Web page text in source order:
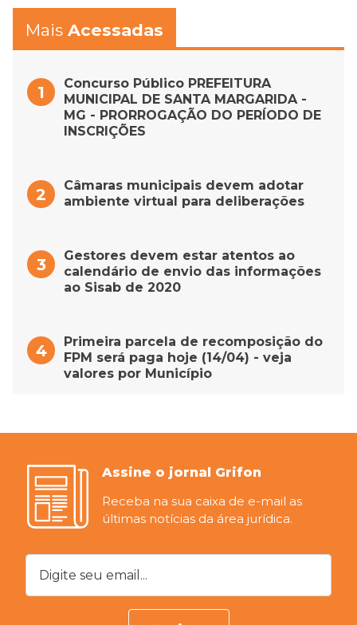
Mais Acessadas
Concurso Público PREFEITURA
MUNICIPAL DE SANTA MARGARIDA -
MG - PRORROGAÇÃO DO PERÍODO DE
INSCRIÇÕES
Câmaras municipais devem adotar
ambiente virtual para deliberações
Gestores devem estar atentos ao
calendário de envio das informações
ao Sisab de 2020
Primeira parcela de recomposição do
FPM será paga hoje (14/04) - veja
valores por Município
Assine o jornal Grifon
Receba na sua caixa de e-mail as
últimas notícias da área jurídica.
Digite seu email...